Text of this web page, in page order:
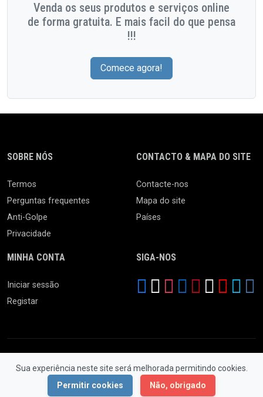
Venda os seus produtos e serviços online
de forma gratuita. E mais facil do que pensa
!!!
Comece agora!
Sua experiência neste site será melhorada permitindo cookies.
Permitir cookies
Não, obrigado
SOBRE NÓS
Termos
Perguntas frequentes
Anti-Golpe
Privacidade
CONTACTO & MAPA DO SITE
Contacte-nos
Mapa do site
Países
MINHA CONTA
Iniciar sessão
Registar
SIGA-NOS
© 2026 Ferro Velho. Todos os Direitos Reservados.